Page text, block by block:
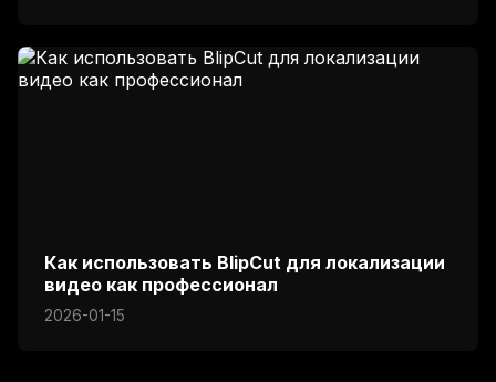
Как использовать BlipCut для локализации
видео как профессионал
2026-01-15